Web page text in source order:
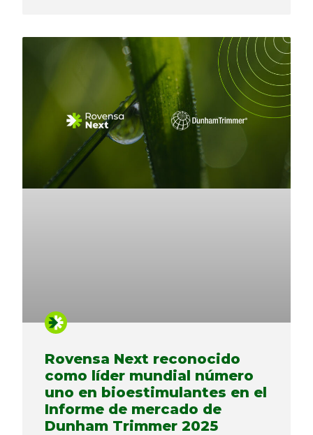
Rovensa Next reconocido
como líder mundial número
uno en bioestimulantes en el
Informe de mercado de
Dunham Trimmer 2025